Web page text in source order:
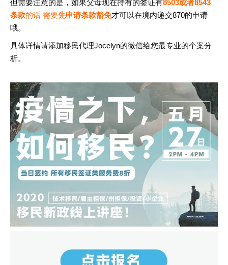
但需要注意的是，如果父母现在持有的签证有8503或者8543
条款的话 需要先申请条款豁免才可以在境内递交870的申请
哦。
具体详情请添加移民代理Jocelyn的微信给您最专业的个案分
析。